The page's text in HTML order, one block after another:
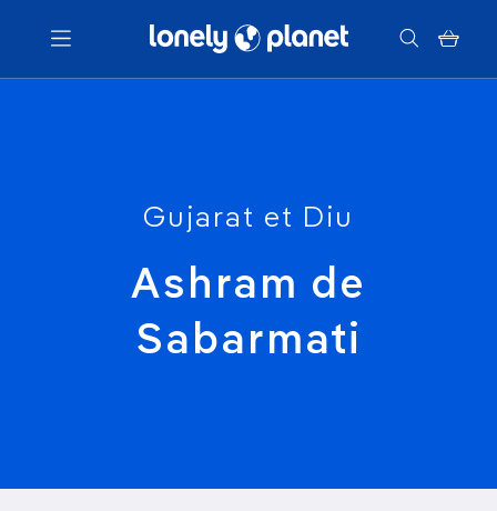
Menu
Gujarat et Diu
Ashram de
Sabarmati